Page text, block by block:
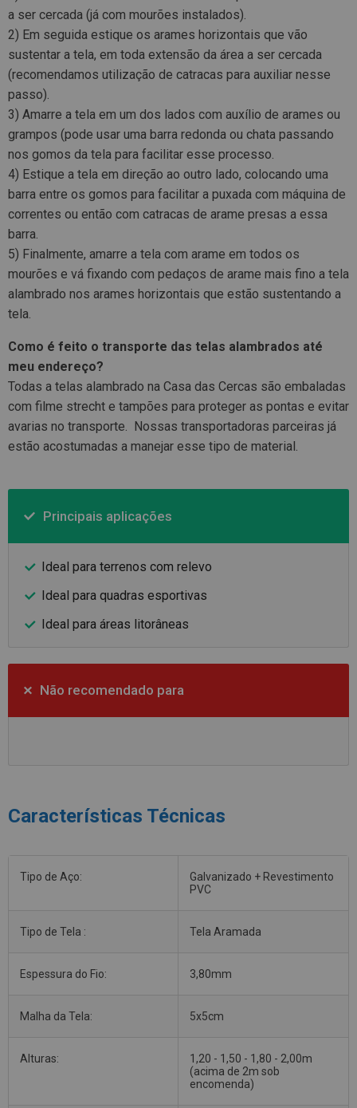
a ser cercada (já com mourões instalados).
2) Em seguida estique os arames horizontais que vão
sustentar a tela, em toda extensão da área a ser cercada
(recomendamos utilização de catracas para auxiliar nesse
passo).
3) Amarre a tela em um dos lados com auxílio de arames ou
grampos (pode usar uma barra redonda ou chata passando
nos gomos da tela para facilitar esse processo.
4) Estique a tela em direção ao outro lado, colocando uma
barra entre os gomos para facilitar a puxada com máquina de
correntes ou então com catracas de arame presas a essa
barra.
5) Finalmente, amarre a tela com arame em todos os
mourões e vá fixando com pedaços de arame mais fino a tela
alambrado nos arames horizontais que estão sustentando a
tela.
Como é feito o transporte das telas alambrados até
meu endereço?
Todas a telas alambrado na Casa das Cercas são embaladas
com filme strecht e tampões para proteger as pontas e evitar
avarias no transporte. Nossas transportadoras parceiras já
estão acostumadas a manejar esse tipo de material.
Principais aplicações
Ideal para terrenos com relevo
Ideal para quadras esportivas
Ideal para áreas litorâneas
Não recomendado para
Características Técnicas
Tipo de Aço:
Galvanizado + Revestimento
PVC
Tipo de Tela : Tela Aramada
Espessura do Fio: 3,80mm
Malha da Tela: 5x5cm
Alturas:
1,20 - 1,50 - 1,80 - 2,00m
(acima de 2m sob
encomenda)